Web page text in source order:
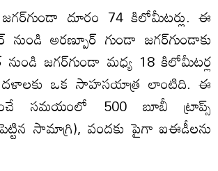
దూరం 74 కిలోమీటర్లు. ఈ
అరణ్పూర్ గుండా జగర్‌గుండాకు
నుండి జగర్‌గుండా మధ్య 18 కిలోమీటర్ల
ఒక సాహసయాత్ర లాంటిది. ఈ
సమయంలో 500 బూబీ ట్రాప్స్
సామాగ్రి), వందకు పైగా ఐఈడీలను